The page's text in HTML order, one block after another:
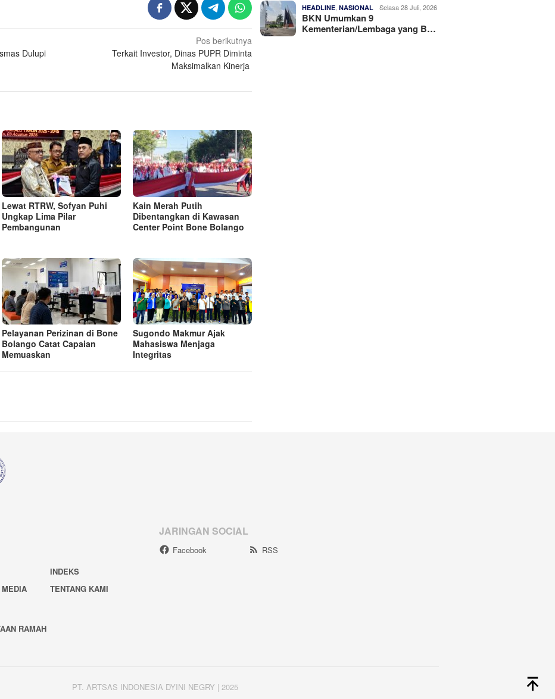
Dulupi
Pos berikutnya
Terkait Investor, Dinas PUPR Diminta
Maksimalkan Kinerja
Lewat RTRW, Sofyan Puhi
Ungkap Lima Pilar
Pembangunan
Kain Merah Putih
Dibentangkan di Kawasan
Center Point Bone Bolango
Pelayanan Perizinan di Bone
Bolango Catat Capaian
Memuaskan
Sugondo Makmur Ajak
Mahasiswa Menjaga
Integritas
HEADLINE ,NASIONAL Selasa 28 Juli, 2026
BKN Umumkan 9
Kementerian/Lembaga yang B…
INDEKS
TENTANG KAMI
RAMAH
JARINGAN SOCIAL
Facebook RSS
PT. ARTSAS INDONESIA DYINI NEGRY | 2025